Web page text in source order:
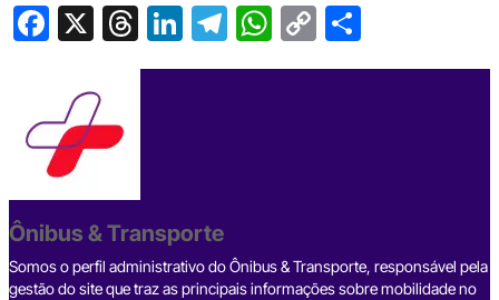
F
e
b
o
o
k
X T
hr
s
Li
n
T
el
W
h
C
o
S
h
Ônibus & Transporte
Somos o perfil administrativo do Ônibus & Transporte, responsável pela
gestão do site que traz as principais informações sobre mobilidade no